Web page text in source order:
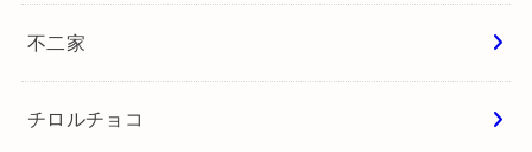
不二家
チロルチョコ